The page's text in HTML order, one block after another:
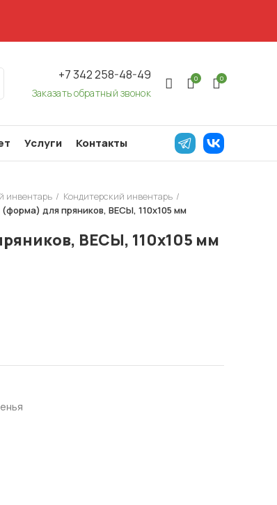
+7 342 258-48-49
Заказать обратный звонок
0 0
Услуги Контакты
инвентарь
Кондитерский инвентарь
для пряников, ВЕСЫ, 110х105 мм
ВЕСЫ, 110х105 мм